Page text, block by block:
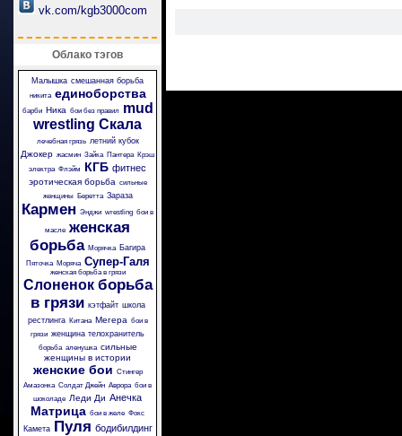
vk.com/kgb3000com
Облако тэгов
Малышка смешанная борьба
никита единоборства
барби Ника бои без правил
mud
wrestling Скала
лечебная грязь летний кубок
Джокер жасмин Зайка Пантера Крэш
электра Флэйм КГБ фитнес
эротическая борьба сильные
женщины
Беретта Зараза
Кармен Энджи wrestling бои в
масле женская
борьба Морячка Багира
Пяточка Моряча Супер-Галя
женская борьба в грязи
Слоненок борьба
в грязи кэтфайт школа
рестлинга
Китана Мегера бои в
грязи женщина телохранитель
борьба аленушка сильные
женщины в истории
женские бои Стингер
Амазонка Солдат Джейн Аврора бои в
шоколаде Леди Ди Анечка
Матрица бои в желе Фокс
Камета Пуля бодибилдинг